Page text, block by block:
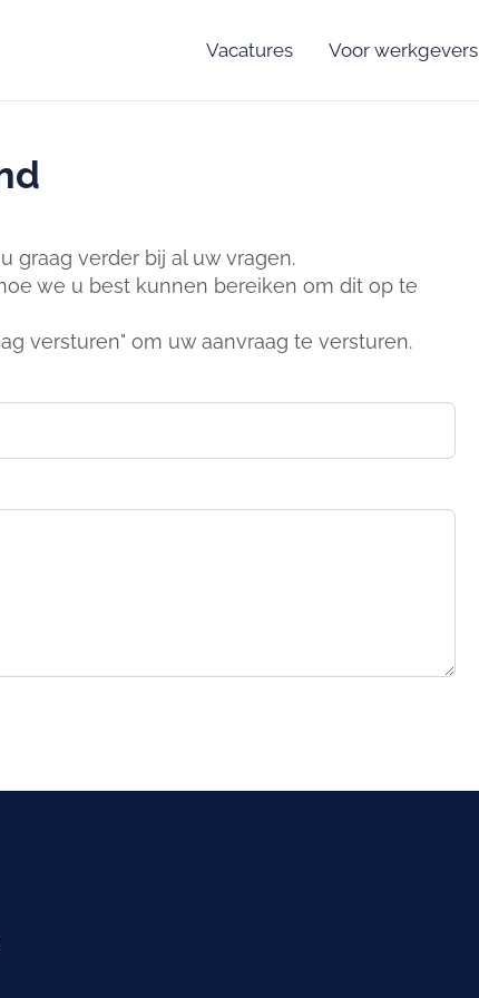
Vacatures Voor werkgevers
graag verder bij al uw vragen.
we u best kunnen bereiken om dit op te
versturen" om uw aanvraag te versturen.